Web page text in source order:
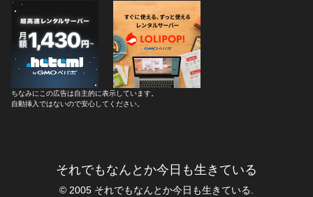
ちなみにこの広告は自主的に表示しています。
自動挿入ではないので安心してください。
それでもなんとか今日も生きている
© 2005 それでもなんとか今日も生きている.